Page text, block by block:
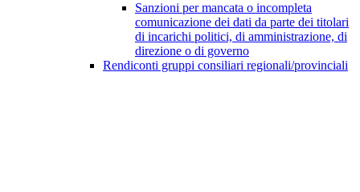
Sanzioni per mancata o incompleta
comunicazione dei dati da parte dei titolari
di incarichi politici, di amministrazione, di
direzione o di governo
Rendiconti gruppi consiliari regionali/provinciali